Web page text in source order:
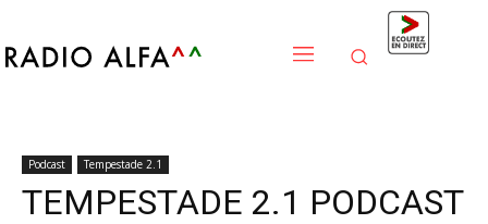
Podcast Tempestade 2.1
TEMPESTADE 2.1 PODCAST